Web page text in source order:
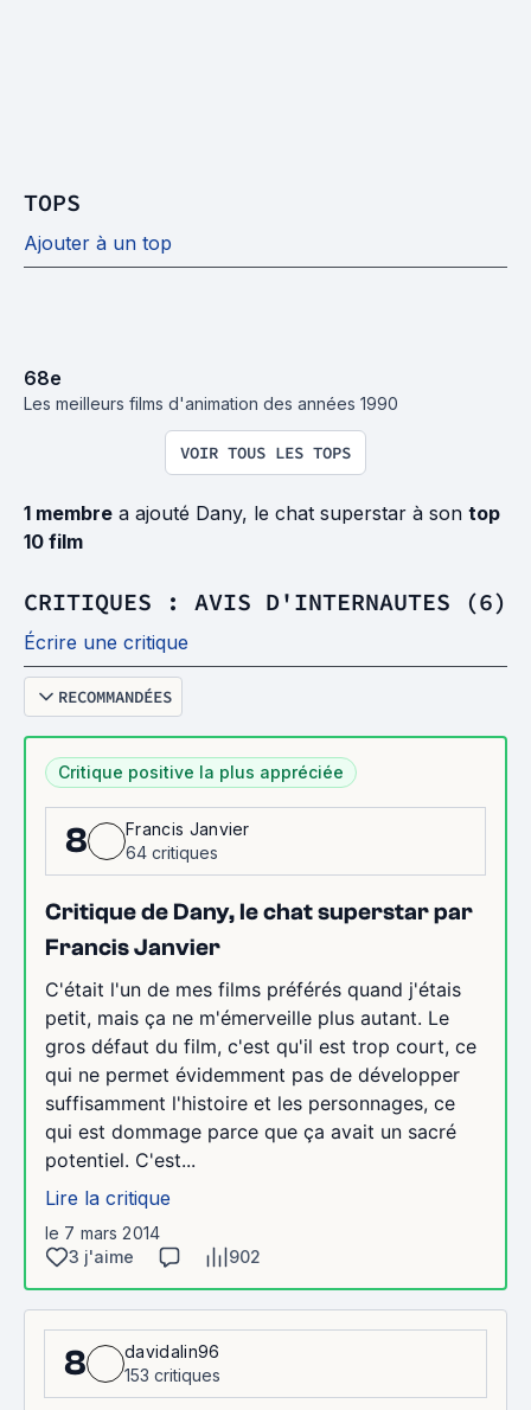
TOPS
Ajouter à un top
68e
Les meilleurs films d'animation des années 1990
VOIR TOUS LES TOPS
1 membre a ajouté Dany, le chat superstar à son top
10 film
CRITIQUES : AVIS D'INTERNAUTES (6)
Écrire une critique
RECOMMANDÉES
Critique positive la plus appréciée
8
Francis Janvier
64 critiques
Critique de Dany, le chat superstar par
Francis Janvier
C'était l'un de mes films préférés quand j'étais
petit, mais ça ne m'émerveille plus autant. Le
gros défaut du film, c'est qu'il est trop court, ce
qui ne permet évidemment pas de développer
suffisamment l'histoire et les personnages, ce
qui est dommage parce que ça avait un sacré
potentiel. C'est...
Lire la critique
le 7 mars 2014
3 j'aime
902
8
davidalin96
153 critiques